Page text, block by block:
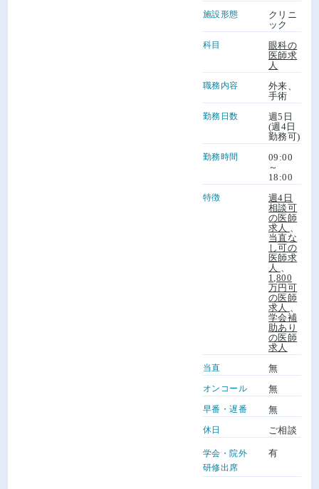
施設形態
クリニ
ック
科目
眼科の
医師求
人
職務内容
外来、
手術
勤務日数
週5日
(週4日
勤務可)
勤務時間
09:00
～
18:00
特徴
週4日
相談可
の医師
求人
当直な
し可の
医師求
人
1,800
万円可
の医師
求人
学会補
助あり
の医師
求人
当直 無
オンコール 無
早番・遅番 無
休日 ご相談
学会・院外
研修出席
有